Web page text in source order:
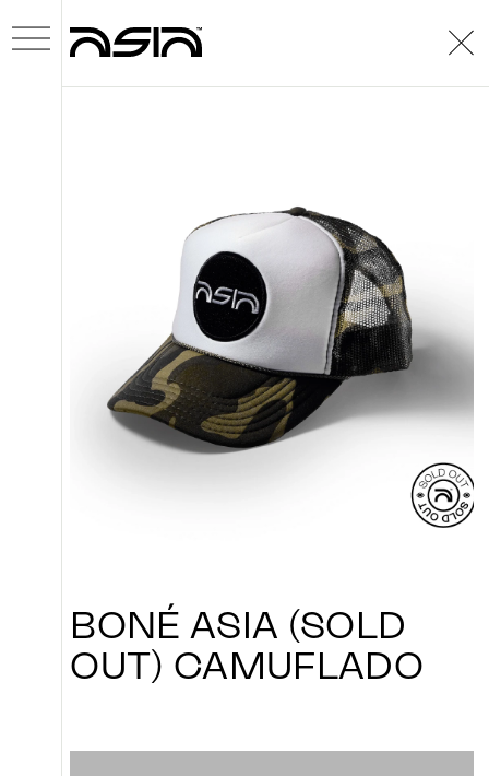
SOBRE
PROJETOS
NOVIDADES
LOJA
BONÉ ASIA (SOLD
OUT) CAMUFLADO